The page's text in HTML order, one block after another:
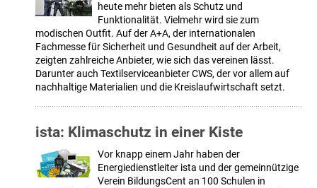
heute mehr bieten als Schutz und
Funktionalität. Vielmehr wird sie zum
modischen Outfit. Auf der A+A, der internationalen
Fachmesse für Sicherheit und Gesundheit auf der Arbeit,
zeigten zahlreiche Anbieter, wie sich das vereinen lässt.
Darunter auch Textilserviceanbieter CWS, der vor allem auf
nachhaltige Materialien und die Kreislaufwirtschaft setzt.
ista: Klimaschutz in einer Kiste
Vor knapp einem Jahr haben der
Energiedienstleiter ista und der gemeinnützige
Verein BildungsCent an 100 Schulen in